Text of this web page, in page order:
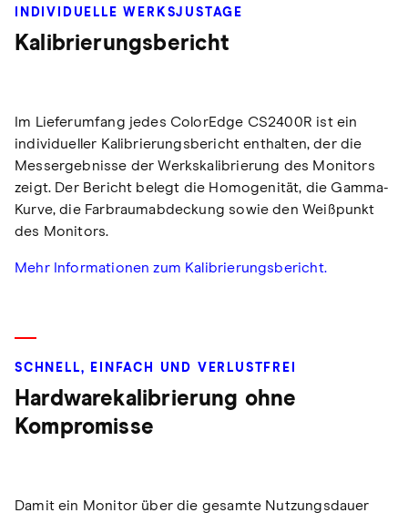
INDIVIDUELLE WERKSJUSTAGE
Kalibrierungsbericht
Im Lieferumfang jedes ColorEdge CS2400R ist ein
individueller Kalibrierungsbericht enthalten, der die
Messergebnisse der Werkskalibrierung des Monitors
zeigt. Der Bericht belegt die Homogenität, die Gamma-
Kurve, die Farbraumabdeckung sowie den Weißpunkt
des Monitors.
Mehr Informationen zum Kalibrierungsbericht.
SCHNELL, EINFACH UND VERLUSTFREI
Hardwarekalibrierung ohne
Kompromisse
Damit ein Monitor über die gesamte Nutzungsdauer